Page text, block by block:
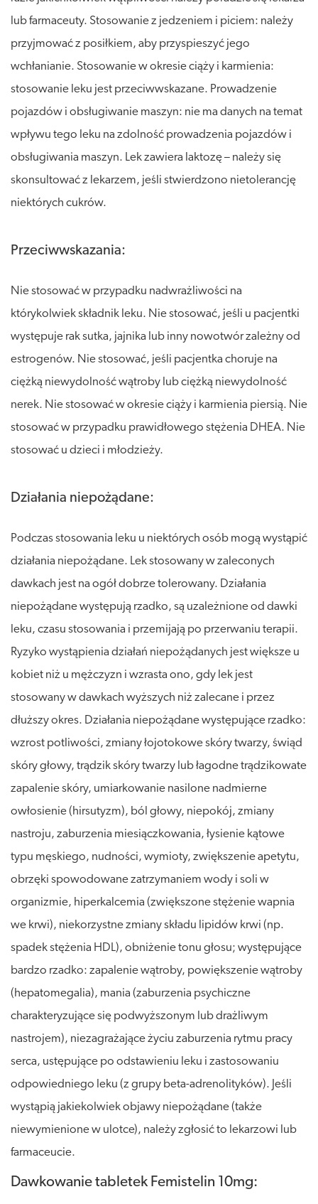
lub farmaceuty. Stosowanie z jedzeniem i piciem: należy
przyjmować z posiłkiem, aby przyspieszyć jego
wchłanianie. Stosowanie w okresie ciąży i karmienia:
stosowanie leku jest przeciwwskazane. Prowadzenie
pojazdów i obsługiwanie maszyn: nie ma danych na temat
wpływu tego leku na zdolność prowadzenia pojazdów i
obsługiwania maszyn. Lek zawiera laktozę – należy się
skonsultować z lekarzem, jeśli stwierdzono nietolerancję
niektórych cukrów.
Przeciwwskazania:
Nie stosować w przypadku nadwrażliwości na
którykolwiek składnik leku. Nie stosować, jeśli u pacjentki
występuje rak sutka, jajnika lub inny nowotwór zależny od
estrogenów. Nie stosować, jeśli pacjentka choruje na
ciężką niewydolność wątroby lub ciężką niewydolność
nerek. Nie stosować w okresie ciąży i karmienia piersią. Nie
stosować w przypadku prawidłowego stężenia DHEA. Nie
stosować u dzieci i młodzieży.
Działania niepożądane:
Podczas stosowania leku u niektórych osób mogą wystąpić
działania niepożądane. Lek stosowany w zaleconych
dawkach jest na ogół dobrze tolerowany. Działania
niepożądane występują rzadko, są uzależnione od dawki
leku, czasu stosowania i przemijają po przerwaniu terapii.
Ryzyko wystąpienia działań niepożądanych jest większe u
kobiet niż u mężczyzn i wzrasta ono, gdy lek jest
stosowany w dawkach wyższych niż zalecane i przez
dłuższy okres. Działania niepożądane występujące rzadko:
wzrost potliwości, zmiany łojotokowe skóry twarzy, świąd
skóry głowy, trądzik skóry twarzy lub łagodne trądzikowate
zapalenie skóry, umiarkowanie nasilone nadmierne
owłosienie (hirsutyzm), ból głowy, niepokój, zmiany
nastroju, zaburzenia miesiączkowania, łysienie kątowe
typu męskiego, nudności, wymioty, zwiększenie apetytu,
obrzęki spowodowane zatrzymaniem wody i soli w
organizmie, hiperkalcemia (zwiększone stężenie wapnia
we krwi), niekorzystne zmiany składu lipidów krwi (np.
spadek stężenia HDL), obniżenie tonu głosu; występujące
bardzo rzadko: zapalenie wątroby, powiększenie wątroby
(hepatomegalia), mania (zaburzenia psychiczne
charakteryzujące się podwyższonym lub drażliwym
nastrojem), niezagrażające życiu zaburzenia rytmu pracy
serca, ustępujące po odstawieniu leku i zastosowaniu
odpowiedniego leku (z grupy beta-adrenolityków). Jeśli
wystąpią jakiekolwiek objawy niepożądane (także
niewymienione w ulotce), należy zgłosić to lekarzowi lub
farmaceucie.
Dawkowanie tabletek Femistelin 10mg: